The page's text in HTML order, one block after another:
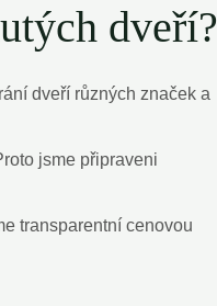
dveří?
dveří ⁢různých značek​ a
jsme připraveni⁢
transparentní cenovou